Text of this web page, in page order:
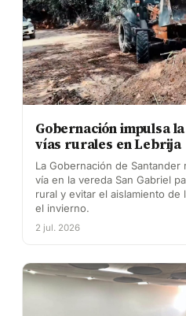
Gobernación impulsa
vías rurales en Lebrija
La Gobernación de Santander
vía en la vereda San Gabriel
rural y evitar el aislamiento de
el invierno.
2 jul. 2026